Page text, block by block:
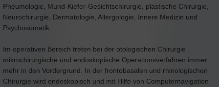
Pneumologie, Mund-Kiefer-Gesichtschirurgie, plastische Chirurgie,
Neurochirurgie, Dermatologie, Allergologie, Innere Medizin und
Psychosomatik.
Im operativen Bereich treten bei der otologischen Chirurgie
mikrochirurgische und endoskopische Operationsverfahren immer
mehr in den Vordergrund. In der frontobasalen und rhinologischen
Chirurgie wird endoskopisch und mit Hilfe von Computernavigation